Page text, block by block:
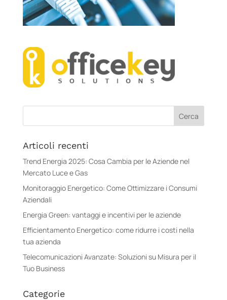
Articoli recenti
Trend Energia 2025: Cosa Cambia per le Aziende nel
Mercato Luce e Gas
Monitoraggio Energetico: Come Ottimizzare i Consumi
Aziendali
Energia Green: vantaggi e incentivi per le aziende
Efficientamento Energetico: come ridurre i costi nella
tua azienda
Telecomunicazioni Avanzate: Soluzioni su Misura per il
Tuo Business
Categorie